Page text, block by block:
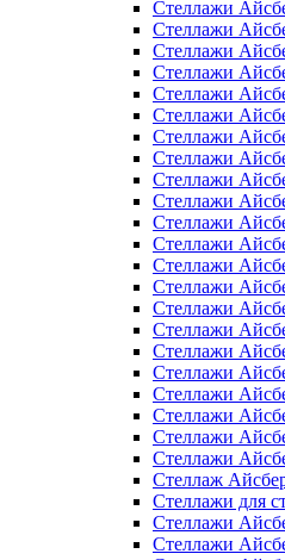
Стеллажи
Стеллажи
Стеллажи
Стеллажи
Стеллажи
Стеллажи
Стеллажи
Стеллажи
Стеллажи
Стеллажи
Стеллажи
Стеллажи
Стеллажи
Стеллажи
Стеллажи
Стеллажи
Стеллажи
Стеллажи
Стеллажи
Стеллажи
Стеллажи
Стеллажи
Стеллаж
Стеллажи для
Стеллажи
Стеллажи